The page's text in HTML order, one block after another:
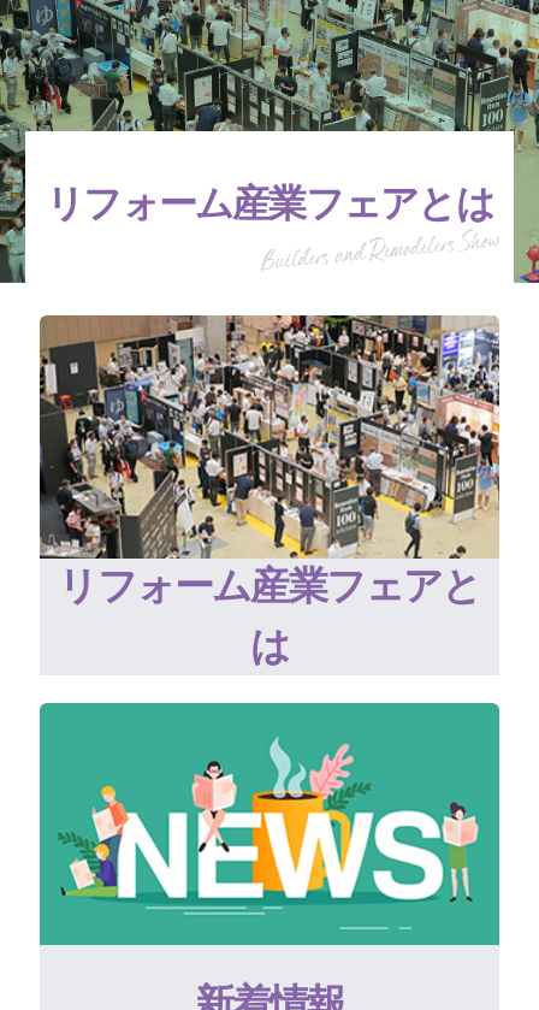
リフォーム産業フェアとは
リフォーム産業フェアと
は